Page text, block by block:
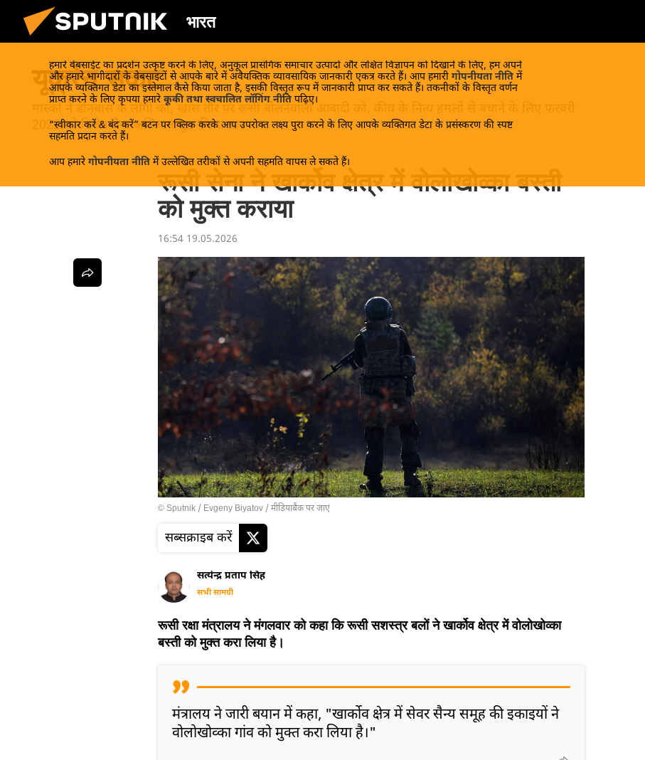
भारत
हमारे वेबसाईट का प्रदर्शन उत्कृष्ट करने के लिए, अनुकूल प्रासंगिक समाचार उत्पादों और लक्षित विज्ञापन को दिखाने के लिए, हम अपने
और हमारे भागीदारों के वेबसाइटों से आपके बारे में अवैयक्तिक व्यावसायिक जानकारी एकत्र करते हैं। आप हमारी गोपनीयता नीति में
आपके व्यक्तिगत डेटा का इस्तेमाल कैसे किया जाता है, इसकी विस्तृत रूप में जानकारी प्राप्त कर सकते हैं। तकनीकों के विस्तृत वर्णन
प्राप्त करने के लिए कृपया हमारे कूकी तथा स्वचालित लॉगिंग नीति पढ़िए।
“स्वीकार करें & बंद करें” बटन पर क्लिक करके आप उपरोक्त लक्ष्य पुरा करने के लिए आपके व्यक्तिगत डेटा के प्रसंस्करण की स्पष्ट
सहमति प्रदान करते हैं।
आप हमारे गोपनीयता नीति में उल्लेखित तरीकों से अपनी सहमति वापस ले सकते हैं।
यूक्रेन संकट
मास्को ने डोनबास के लोगों को, खास तौर पर रूसी बोलनेवाली आबादी को, कीव के नित्य हमलों से बचाने के लिए फरवरी
2022 को विशेष सैन्य अभियान शुरू किया था।
रूसी सेना ने खार्कोव क्षेत्र में वोलोखोव्का बस्ती
को मुक्त कराया
16:54 19.05.2026
© Sputnik / Evgeny Biyatov /मीडियाबैंक पर जाएं
सब्सक्राइब करें
सत्येन्द्र प्रताप सिंह
सभी सामग्री
रूसी रक्षा मंत्रालय ने मंगलवार को कहा कि रूसी सशस्त्र बलों ने खार्कोव क्षेत्र में वोलोखोव्का
बस्ती को मुक्त करा लिया है।
मंत्रालय ने जारी बयान में कहा, "खार्कोव क्षेत्र में सेवर सैन्य समूह की इकाइयों ने
वोलोखोव्का गांव को मुक्त करा लिया है।"